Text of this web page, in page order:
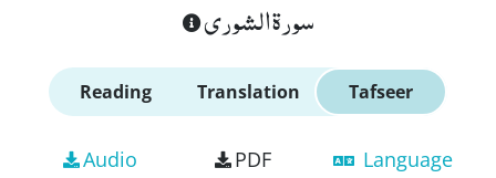
سورة الشورى
Reading Translation Tafseer
Audio PDF Language